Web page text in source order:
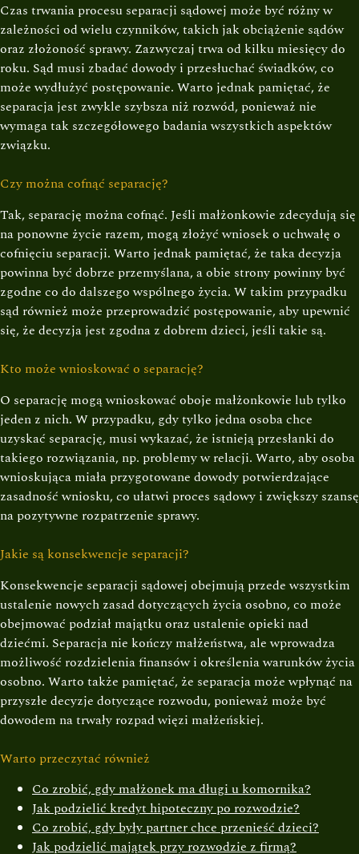
Czas trwania procesu separacji sądowej może być różny w
zależności od wielu czynników, takich jak obciążenie sądów
oraz złożoność sprawy. Zazwyczaj trwa od kilku miesięcy do
roku. Sąd musi zbadać dowody i przesłuchać świadków, co
może wydłużyć postępowanie. Warto jednak pamiętać, że
separacja jest zwykle szybsza niż rozwód, ponieważ nie
wymaga tak szczegółowego badania wszystkich aspektów
związku.
Czy można cofnąć separację?
Tak, separację można cofnąć. Jeśli małżonkowie zdecydują się
na ponowne życie razem, mogą złożyć wniosek o uchwałę o
cofnięciu separacji. Warto jednak pamiętać, że taka decyzja
powinna być dobrze przemyślana, a obie strony powinny być
zgodne co do dalszego wspólnego życia. W takim przypadku
sąd również może przeprowadzić postępowanie, aby upewnić
się, że decyzja jest zgodna z dobrem dzieci, jeśli takie są.
Kto może wnioskować o separację?
O separację mogą wnioskować oboje małżonkowie lub tylko
jeden z nich. W przypadku, gdy tylko jedna osoba chce
uzyskać separację, musi wykazać, że istnieją przesłanki do
takiego rozwiązania, np. problemy w relacji. Warto, aby osoba
wnioskująca miała przygotowane dowody potwierdzające
zasadność wniosku, co ułatwi proces sądowy i zwiększy szansę
na pozytywne rozpatrzenie sprawy.
Jakie są konsekwencje separacji?
Konsekwencje separacji sądowej obejmują przede wszystkim
ustalenie nowych zasad dotyczących życia osobno, co może
obejmować podział majątku oraz ustalenie opieki nad
dziećmi. Separacja nie kończy małżeństwa, ale wprowadza
możliwość rozdzielenia finansów i określenia warunków życia
osobno. Warto także pamiętać, że separacja może wpłynąć na
przyszłe decyzje dotyczące rozwodu, ponieważ może być
dowodem na trwały rozpad więzi małżeńskiej.
Warto przeczytać również
Co zrobić, gdy małżonek ma długi u komornika?
Jak podzielić kredyt hipoteczny po rozwodzie?
Co zrobić, gdy były partner chce przenieść dzieci?
Jak podzielić majątek przy rozwodzie z firmą?